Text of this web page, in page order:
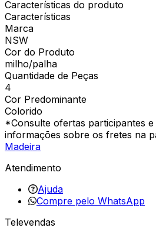
Características do produto
Características
Marca
NSW
Cor do Produto
milho/palha
Quantidade de Peças
4
Cor Predominante
Colorido
*Consulte ofertas participantes e
informações sobre os fretes na
Madeira
Atendimento
Ajuda
Compre pelo WhatsApp
Televendas